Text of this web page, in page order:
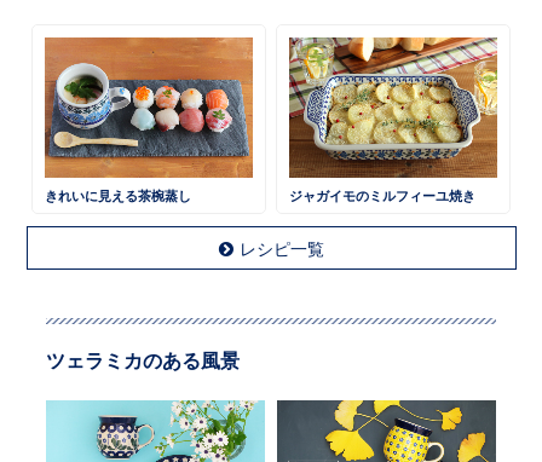
きれいに見える茶椀蒸し ジャガイモのミルフィーユ焼き
レシピ一覧
ツェラミカのある風景